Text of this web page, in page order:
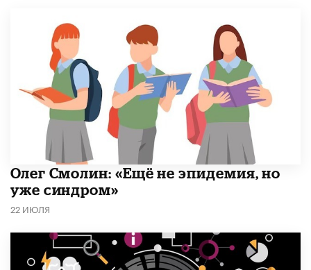
​Олег Смолин: «Ещё не эпидемия, но
уже синдром»
22 ИЮЛЯ